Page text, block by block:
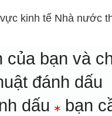
kinh tế Nhà nước
bạn và
đánh dấu
dấu bạn